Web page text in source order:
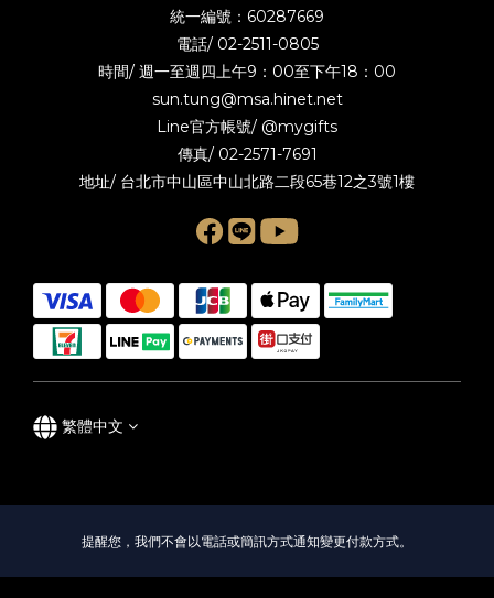
統一編號：60287669
電話/ 02-2511-0805
時間/ 週一至週四上午9：00至下午18：00
sun.tung@msa.hinet.net
Line官方帳號/ @mygifts
傳真/ 02-2571-7691
地址/ 台北市中山區中山北路二段65巷12之3號1樓
繁體中文
提醒您，我們不會以電話或簡訊方式通知變更付款方式。